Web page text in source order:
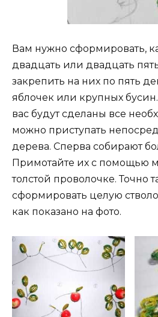
Вам нужно сформировать,
двадцать или двадцать
закрепить на них по пять
яблочек или крупных бусин.
вас будут сделаны все
можно приступать
дерева. Сперва собирают
Примотайте их с помощью
толстой проволочке. Точно
сформировать целую
как показано на фото.